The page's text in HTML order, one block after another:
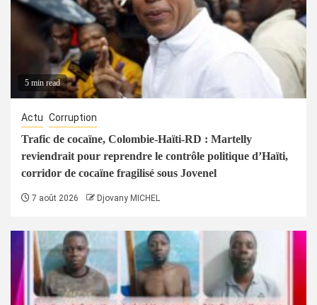
5 min read
Actu Corruption
Trafic de cocaïne, Colombie-Haïti-RD : Martelly
reviendrait pour reprendre le contrôle politique d’Haïti,
corridor de cocaïne fragilisé sous Jovenel
7 août 2026 Djovany MICHEL